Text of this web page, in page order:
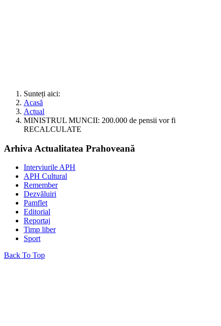
Sunteți aici:
Acasă
Actual
MINISTRUL MUNCII: 200.000 de pensii vor fi
RECALCULATE
Arhiva Actualitatea Prahoveană
Interviurile APH
APH Cultural
Remember
Dezvăluiri
Pamflet
Editorial
Reportaj
Timp liber
Sport
Back To Top